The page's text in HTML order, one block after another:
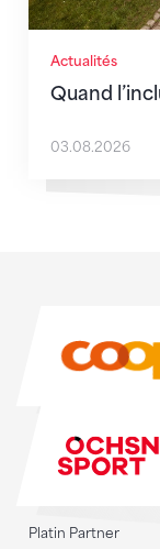
Actualités
Quand
03.08.2026
Platin Partner